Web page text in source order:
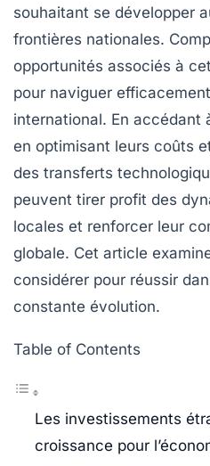
souhaitant se développer
frontières nationales.
opportunités associés à
pour naviguer
international. En accédant
en optimisant leurs coûts
des transferts
peuvent tirer profit des
locales et renforcer leur
globale. Cet article
considérer pour réussir
constante évolution.
Table of Contents
Les investissements
croissance pour